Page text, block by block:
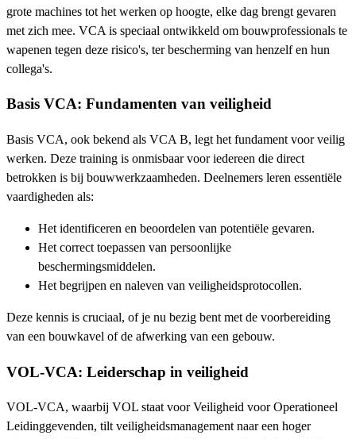
grote machines tot het werken op hoogte, elke dag brengt gevaren
met zich mee. VCA is speciaal ontwikkeld om bouwprofessionals te
wapenen tegen deze risico's, ter bescherming van henzelf en hun
collega's.
Basis VCA: Fundamenten van veiligheid
Basis VCA, ook bekend als VCA B, legt het fundament voor veilig
werken. Deze training is onmisbaar voor iedereen die direct
betrokken is bij bouwwerkzaamheden. Deelnemers leren essentiële
vaardigheden als:
Het identificeren en beoordelen van potentiële gevaren.
Het correct toepassen van persoonlijke
beschermingsmiddelen.
Het begrijpen en naleven van veiligheidsprotocollen.
Deze kennis is cruciaal, of je nu bezig bent met de voorbereiding
van een bouwkavel of de afwerking van een gebouw.
VOL-VCA: Leiderschap in veiligheid
VOL-VCA, waarbij VOL staat voor Veiligheid voor Operationeel
Leidinggevenden, tilt veiligheidsmanagement naar een hoger